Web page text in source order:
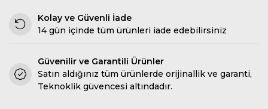
Kolay ve Güvenli İade
14 gün içinde tüm ürünleri iade edebilirsiniz
Güvenilir ve Garantili Ürünler
Satın aldığınız tüm ürünlerde orijinallik ve garanti,
Teknoklik güvencesi altındadır.